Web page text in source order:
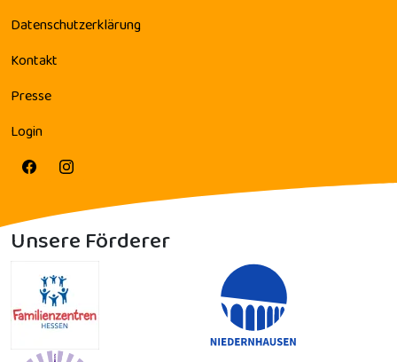
Datenschutzerklärung
Kontakt
Presse
Login
Unsere Förderer